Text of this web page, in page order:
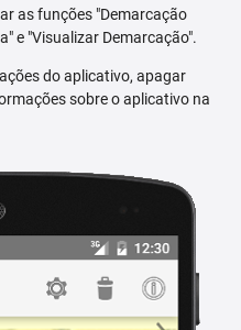
as funções "Demarcação
e "Visualizar Demarcação".
do aplicativo, apagar
sobre o aplicativo na